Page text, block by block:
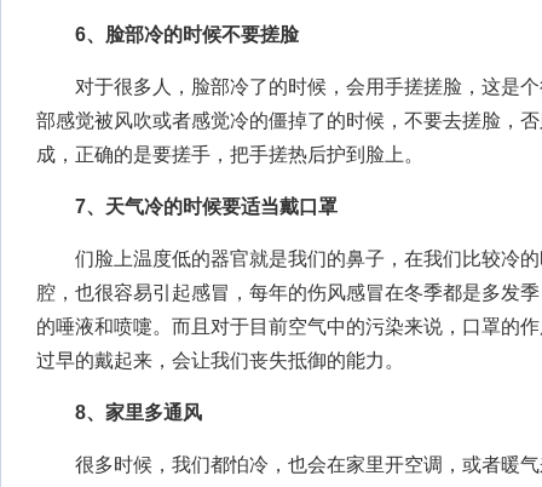
6、脸部冷的时候不要搓脸
对于很多人，脸部冷了的时候，会用手搓搓脸，这是个
部感觉被风吹或者感觉冷的僵掉了的时候，不要去搓脸，
成，正确的是要搓手，把手搓热后护到脸上。
7、天气冷的时候要适当戴口罩
们脸上温度低的器官就是我们的鼻子，在我们比较冷的
腔，也很容易引起感冒，每年的伤风感冒在冬季都是多发
的唾液和喷嚏。而且对于目前空气中的污染来说，口罩的
过早的戴起来，会让我们丧失抵御的能力。
8、家里多通风
很多时候，我们都怕冷，也会在家里开空调，或者暖气